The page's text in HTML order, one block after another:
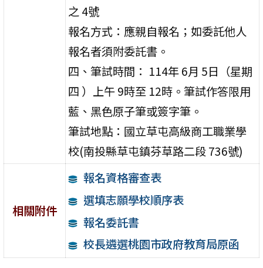
之 4號
報名方式：應親自報名；如委託他人
報名者須附委託書。
四、筆試時間： 114年 6月 5日（星期
四 ）上午 9時至 12時。筆試作答限用
藍、黑色原子筆或簽字筆。
筆試地點：國立草屯高級商工職業學
校(南投縣草屯鎮芬草路二段 736號)
相關附件
報名資格審查表
選填志願學校順序表
報名委託書
校長遴選桃園市政府教育局原函